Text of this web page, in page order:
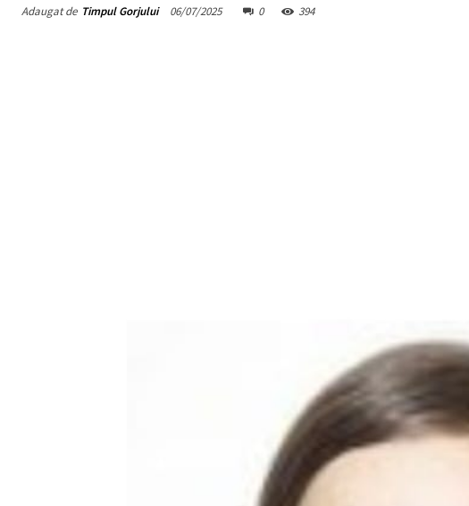
Adaugat de Timpul Gorjului 06/07/2025 0 394